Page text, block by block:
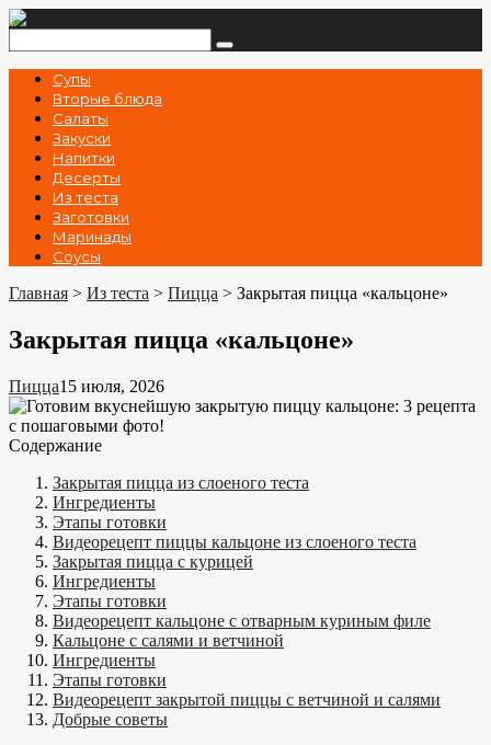
Перейти
контенту
Супы
Вторые блюда
Салаты
Закуски
Напитки
Десерты
Из теста
Заготовки
Маринады
Соусы
Главная > Из теста > Пицца > Закрытая пицца «кальцоне»
Закрытая пицца «кальцоне»
Пицца15 июля, 2026
Содержание
Закрытая пицца из слоеного теста
Ингредиенты
Этапы готовки
Видеорецепт пиццы кальцоне из слоеного теста
Закрытая пицца с курицей
Ингредиенты
Этапы готовки
Видеорецепт кальцоне с отварным куриным филе
Кальцоне с салями и ветчиной
Ингредиенты
Этапы готовки
Видеорецепт закрытой пиццы с ветчиной и салями
Добрые советы